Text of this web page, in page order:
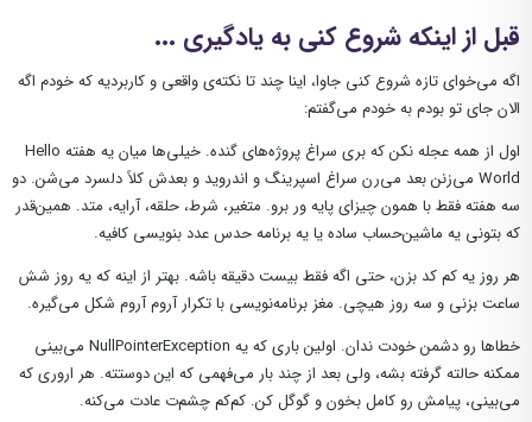
قبل از اینکه شروع کنی به یادگیری ...
اگه می‌خوای تازه شروع کنی جاوا، اینا چند تا نکته‌ی واقعی و کاربردیه که خودم اگه
الان جای تو بودم به خودم می‌گفتم:
اول از همه عجله نکن که بری سراغ پروژه‌های گنده. خیلی‌ها میان یه هفته Hello
World می‌زنن بعد می‌رن سراغ اسپرینگ و اندروید و بعدش کلاً دلسرد می‌شن. دو
سه هفته فقط با همون چیزای پایه ور برو. متغیر، شرط، حلقه، آرایه، متد. همین‌قدر
که بتونی یه ماشین‌حساب ساده یا یه برنامه حدس عدد بنویسی کافیه.
هر روز یه کم کد بزن، حتی اگه فقط بیست دقیقه باشه. بهتر از اینه که یه روز شش
ساعت بزنی و سه روز هیچی. مغز برنامه‌نویسی با تکرار آروم آروم شکل می‌گیره.
خطاها رو دشمن خودت ندان. اولین باری که یه NullPointerException می‌بینی
ممکنه حالته گرفته بشه، ولی بعد از چند بار می‌فهمی که این دوستته. هر اروری که
می‌بینی، پیامش رو کامل بخون و گوگل کن. کم‌کم چشم‌ت عادت می‌کنه.